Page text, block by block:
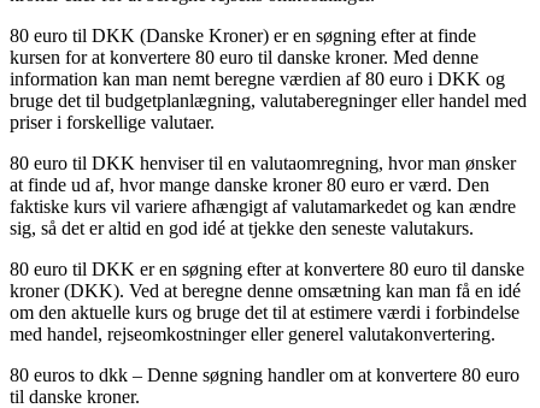
80 euro til DKK (Danske Kroner) er en søgning efter at finde
kursen for at konvertere 80 euro til danske kroner. Med denne
information kan man nemt beregne værdien af 80 euro i DKK og
bruge det til budgetplanlægning, valutaberegninger eller handel med
priser i forskellige valutaer.
80 euro til DKK henviser til en valutaomregning, hvor man ønsker
at finde ud af, hvor mange danske kroner 80 euro er værd. Den
faktiske kurs vil variere afhængigt af valutamarkedet og kan ændre
sig, så det er altid en god idé at tjekke den seneste valutakurs.
80 euro til DKK er en søgning efter at konvertere 80 euro til danske
kroner (DKK). Ved at beregne denne omsætning kan man få en idé
om den aktuelle kurs og bruge det til at estimere værdi i forbindelse
med handel, rejseomkostninger eller generel valutakonvertering.
80 euros to dkk – Denne søgning handler om at konvertere 80 euro
til danske kroner.